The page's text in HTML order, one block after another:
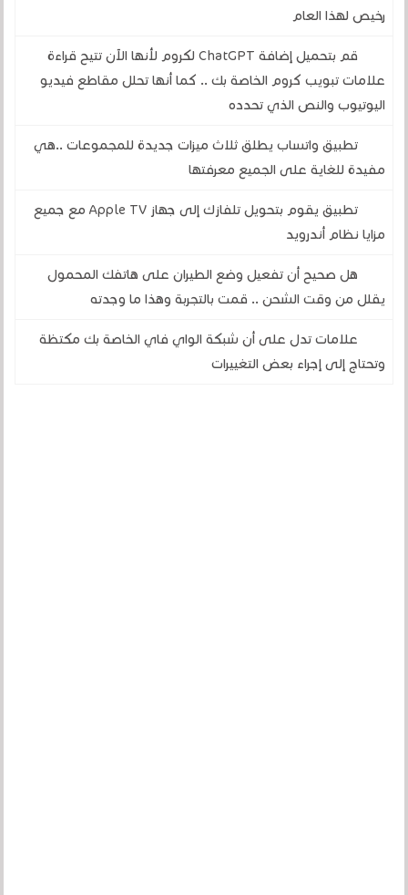
رخيص لهذا العام
قم بتحميل إضافة ChatGPT لكروم لأنها الآن تتيح قراءة
علامات تبويب كروم الخاصة بك .. كما أنها تحلل مقاطع فيديو
اليوتيوب والنص الذي تحدده
تطبيق واتساب يطلق ثلاث ميزات جديدة للمجموعات ..هي
مفيدة للغاية على الجميع معرفتها
تطبيق يقوم بتحويل تلفازك إلى جهاز Apple TV مع جميع
مزايا نظام أندرويد
هل صحيح أن تفعيل وضع الطيران على هاتفك المحمول
يقلل من وقت الشحن .. قمت بالتجربة وهذا ما وجدته
علامات تدل على أن شبكة الواي فاي الخاصة بك مكتظة
وتحتاج إلى إجراء بعض التغييرات